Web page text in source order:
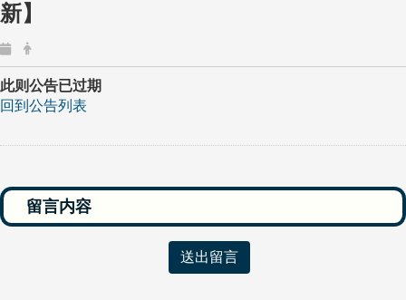
新】
此则公告已过期
回到公告列表
送出留言